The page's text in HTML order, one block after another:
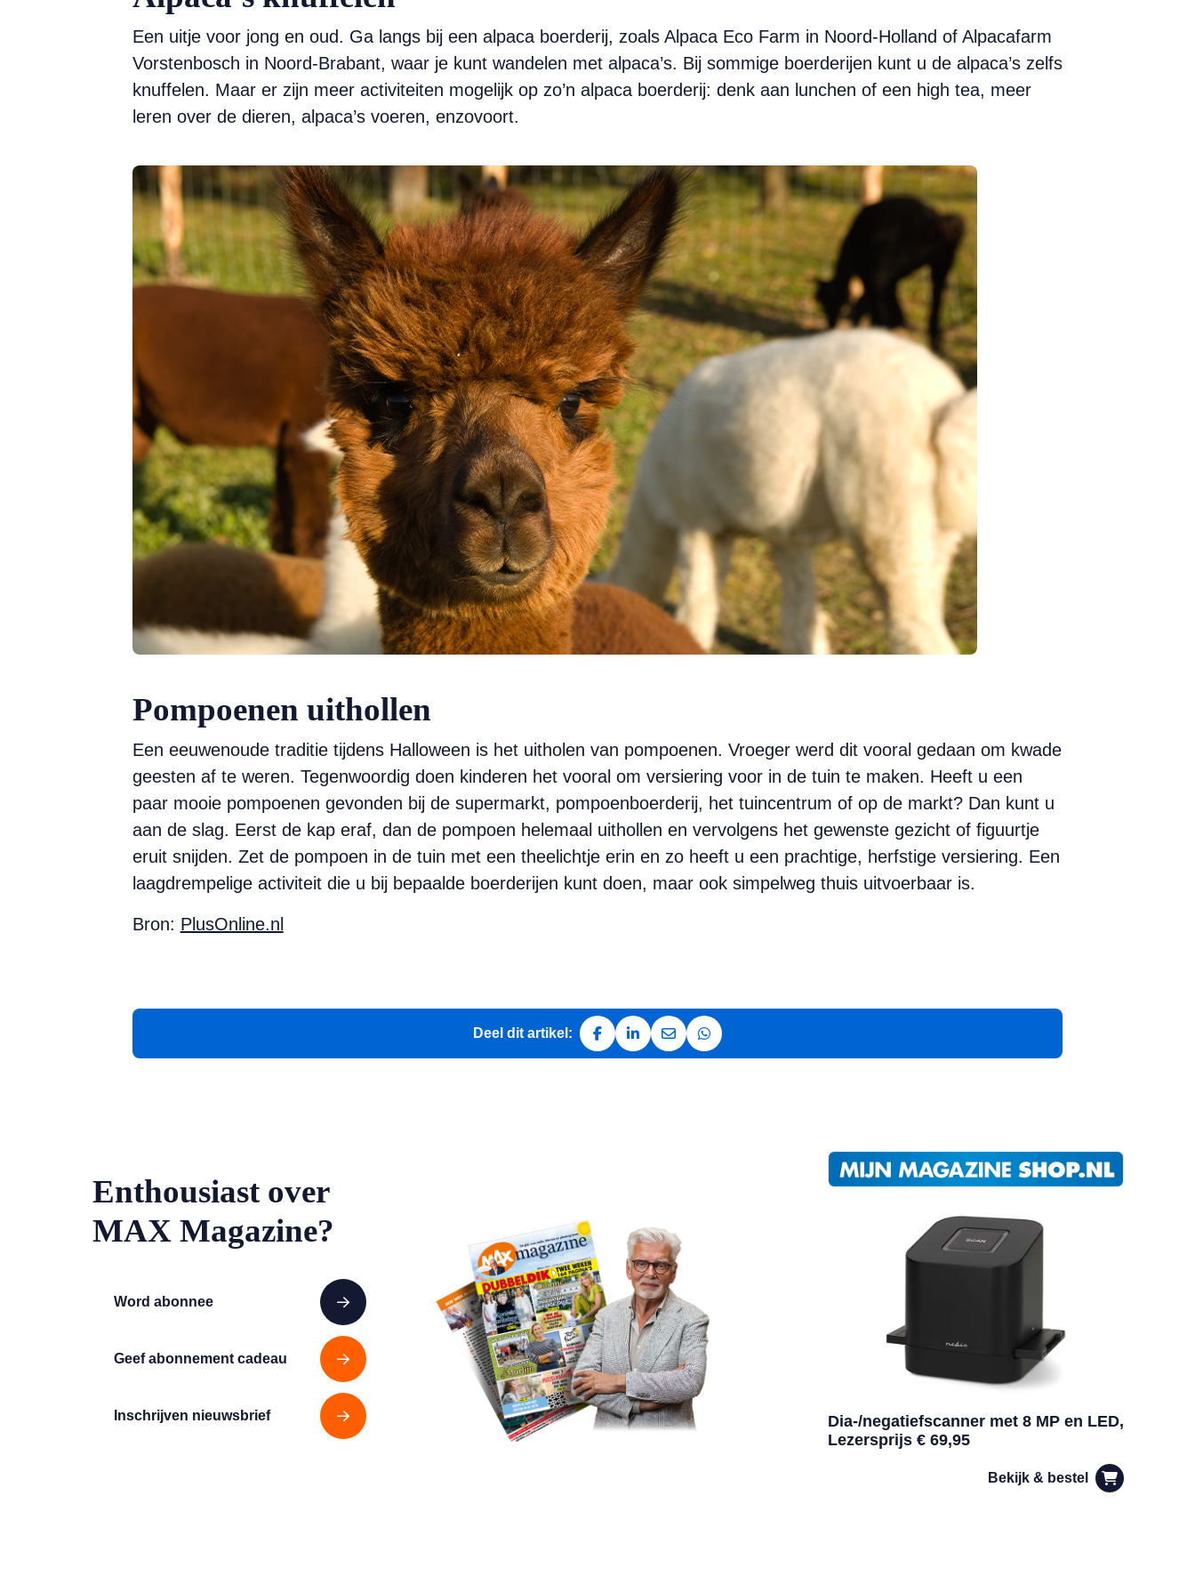
Een uitje voor jong en oud. Ga langs bij een alpaca boerderij, zoals Alpaca Eco Farm in Noord-Holland of Alpacafarm
Vorstenbosch in Noord-Brabant, waar je kunt wandelen met alpaca’s. Bij sommige boerderijen kunt u de alpaca’s zelfs
knuffelen. Maar er zijn meer activiteiten mogelijk op zo’n alpaca boerderij: denk aan lunchen of een high tea, meer
leren over de dieren, alpaca’s voeren, enzovoort.
Pompoenen uithollen
Een eeuwenoude traditie tijdens Halloween is het uitholen van pompoenen. Vroeger werd dit vooral gedaan om kwade
geesten af te weren. Tegenwoordig doen kinderen het vooral om versiering voor in de tuin te maken. Heeft u een
paar mooie pompoenen gevonden bij de supermarkt, pompoenboerderij, het tuincentrum of op de markt? Dan kunt u
aan de slag. Eerst de kap eraf, dan de pompoen helemaal uithollen en vervolgens het gewenste gezicht of figuurtje
eruit snijden. Zet de pompoen in de tuin met een theelichtje erin en zo heeft u een prachtige, herfstige versiering. Een
laagdrempelige activiteit die u bij bepaalde boerderijen kunt doen, maar ook simpelweg thuis uitvoerbaar is.
Bron: PlusOnline.nl
Deel dit artikel:
Deel op Facebook
Deel op LinkedIn
Deel via e-mail
Deel via WhatsApp
Enthousiast over
MAX Magazine?
Word abonnee
Geef abonnement cadeau
Inschrijven nieuwsbrief
Dia-/negatiefscanner met 8 MP en LED,
Lezersprijs € 69,95
Bekijk & bestel